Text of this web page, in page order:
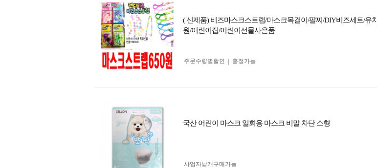
( 신제품) 비즈마스크스트랩/마스크목걸이/팔찌/DIY비즈세트/유치
원/어린이집/어린이선물사은품
주문수량별할인
흥정가능
국산 어린이 마스크 일회용 마스크 비말 차단 소형
사업자 낱개구매가능